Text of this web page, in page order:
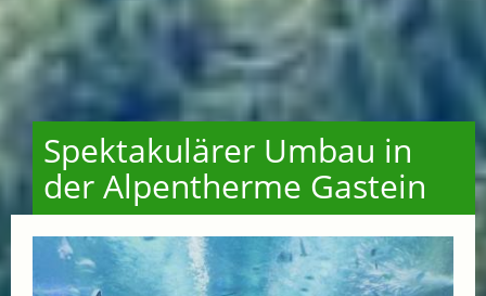
Spektakulärer Umbau in
der Alpentherme Gastein